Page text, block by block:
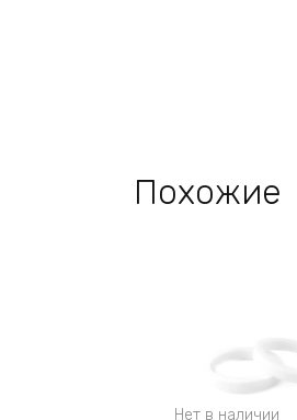
Похожие
Нет в наличии